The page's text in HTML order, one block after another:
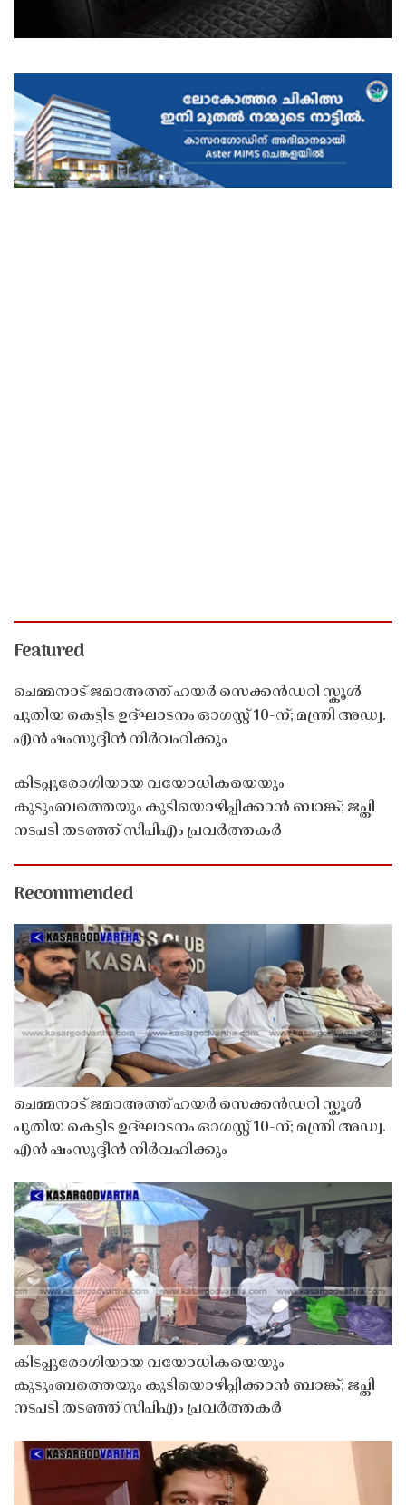
Featured
ചെമ്മനാട് ജമാഅത്ത് ഹയർ സെക്കൻഡറി സ്കൂൾ
പുതിയ കെട്ടിട ഉദ്ഘാടനം ഓഗസ്റ്റ് 10-ന്; മന്ത്രി അഡ്വ.
എൻ ഷംസുദ്ദീൻ നിർവഹിക്കും
കിടപ്പുരോഗിയായ വയോധികയെയും
കുടുംബത്തെയും കുടിയൊഴിപ്പിക്കാൻ ബാങ്ക്; ജപ്തി
നടപടി തടഞ്ഞ് സിപിഎം പ്രവർത്തകർ
Recommended
ചെമ്മനാട് ജമാഅത്ത് ഹയർ സെക്കൻഡറി സ്കൂൾ
പുതിയ കെട്ടിട ഉദ്ഘാടനം ഓഗസ്റ്റ് 10-ന്; മന്ത്രി അഡ്വ.
എൻ ഷംസുദ്ദീൻ നിർവഹിക്കും
കിടപ്പുരോഗിയായ വയോധികയെയും
കുടുംബത്തെയും കുടിയൊഴിപ്പിക്കാൻ ബാങ്ക്; ജപ്തി
നടപടി തടഞ്ഞ് സിപിഎം പ്രവർത്തകർ